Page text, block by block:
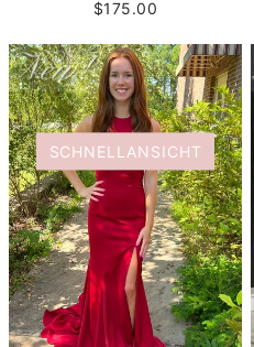
$175.00
SCHNELLANSICHT